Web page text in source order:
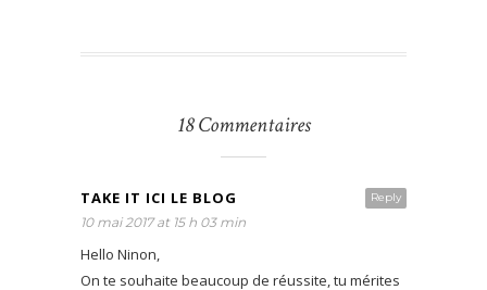
18 Commentaires
Reply
TAKE IT ICI LE BLOG
10 mai 2017 at 15 h 03 min
Hello Ninon,
On te souhaite beaucoup de réussite, tu mérites